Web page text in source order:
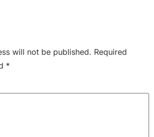
will not be published. Required
*